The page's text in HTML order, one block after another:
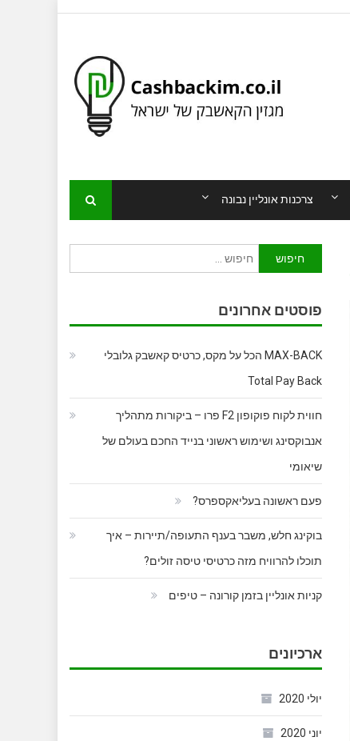
צרכנות אונליין נבונה
חיפוש:
פוסטים אחרונים
MAX-BACK הכל על מקס, כרטיס קאשבק גלובלי
Total Pay Back
חווית לקוח פוקופון F2 פרו – ביקורות מתהליך
אנבוקסינג ושימוש ראשוני בנייד החכם בעולם של
שיאומי
פעם ראשונה בעליאקספרס?
בוקינג חלש, משבר בענף התעופה/תיירות – איך
תוכלו להרוויח מזה כרטיסי טיסה זולים?
קניות אונליין בזמן קורונה – טיפים
ארכיונים
יולי 2020
יוני 2020